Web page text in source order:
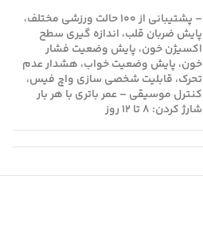
– پشتیبانی از ۱۰۰ حالت‌ ورزشی مختلف،
پایش ضربان قلب، اندازه‌ گیری سطح
اکسیژن خون، پایش وضعیت فشار
خون، پایش وضعیت خواب، هشدار عدم
تحرک، قابلیت شخصی‌ سازی واچ فیس،
کنترل موسیقی – عمر باتری با هر بار
شارژ کردن: ۸ تا ۱۲ روز